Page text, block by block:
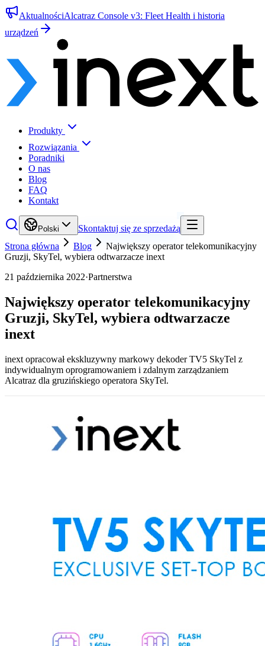
AktualnościAlcatraz Console v3: Fleet Health i historia
urządzeń
Produkty
Rozwiązania
Poradniki
O nas
Blog
FAQ
Kontakt
Polski
Skontaktuj się ze sprzedażą
Strona główna
Blog
Największy operator telekomunikacyjny
Gruzji, SkyTel, wybiera odtwarzacze inext
21 października 2022·Partnerstwa
Największy operator telekomunikacyjny
Gruzji, SkyTel, wybiera odtwarzacze
inext
inext opracował ekskluzywny markowy dekoder TV5 SkyTel z
indywidualnym oprogramowaniem i zdalnym zarządzaniem
Alcatraz dla gruzińskiego operatora SkyTel.